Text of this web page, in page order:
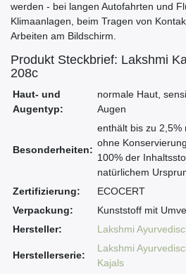
werden - bei langen Autofahrten und
Klimaanlagen, beim Tragen von
Arbeiten am Bildschirm.
Produkt Steckbrief: Lakshmi
208c
Haut- und
Augentyp:
normale Haut,
Augen
Besonderheiten:
enthält bis zu 2,5%
ohne
100% der
natürlichem
Zertifizierung:
ECOCERT
Verpackung:
Kunststoff mit
Hersteller:
Lakshmi
Herstellerserie:
Lakshmi
Kajals